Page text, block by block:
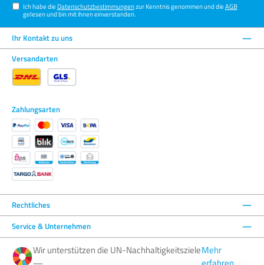
Ich habe die Datenschutzbestimmungenzur Kenntnis genommen und dieAGB
gelesen und bin mit ihnen einverstanden.
Ihr Kontakt zu uns
Versandarten
Zahlungsarten
Rechtliches
Service & Unternehmen
Wir unterstützen die UN-NachhaltigkeitszieleMehr